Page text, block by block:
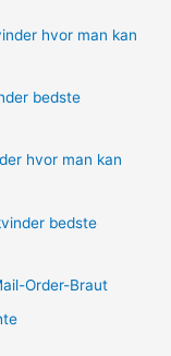
hvor man kan
bedste
hvor man kan
bedste
Order-Braut